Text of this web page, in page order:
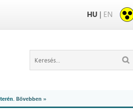
HU | EN
Bővebben »